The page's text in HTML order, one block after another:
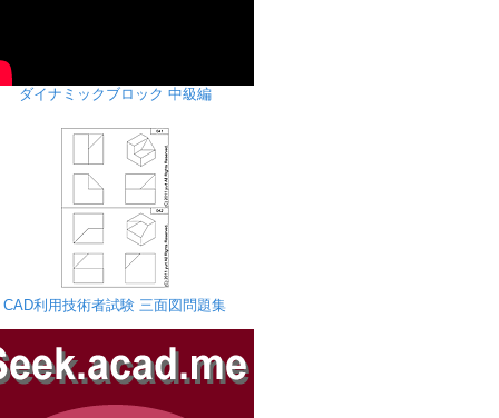
ダイナミックブロック 中級編
CAD利用技術者試験 三面図問題集